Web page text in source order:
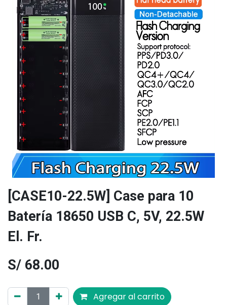
[CASE10-22.5W] Case para 10
Batería 18650 USB C, 5V, 22.5W
El. Fr.
S/ 68.00
Agregar al carrito